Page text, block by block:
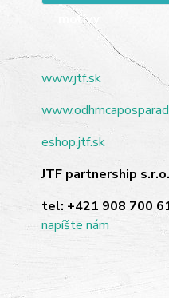
www.jtf.sk
eshop.jtf.sk
JTF partnership s.r.o.
tel: +421 908 700
napíšte nám